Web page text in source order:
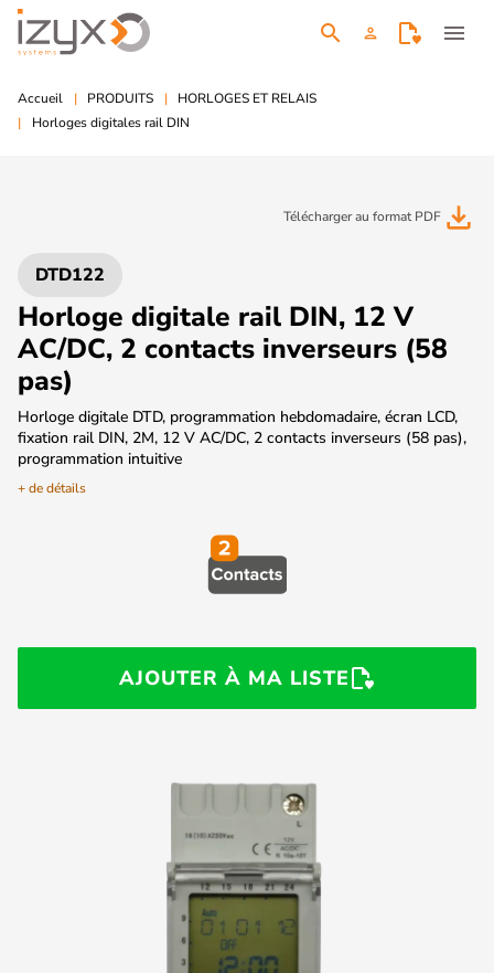
search person menu
Accueil PRODUITS
HORLOGES ET RELAIS
Horloges digitales rail DIN
Télécharger au format PDF file_download
DTD122
Horloge digitale rail DIN, 12 V
AC/DC, 2 contacts inverseurs (58
pas)
Horloge digitale DTD, programmation hebdomadaire, écran LCD,
fixation rail DIN, 2M, 12 V AC/DC, 2 contacts inverseurs (58 pas),
programmation intuitive
+ de détails
AJOUTER À MA LISTE